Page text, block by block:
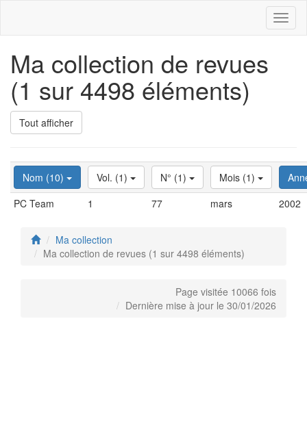
Ma collection de revues
(1 sur 4498 éléments)
Tout afficher
Nom (10) Vol. (1) N° (1) Mois (1)
PC Team
1 77 mars 2002
Ma collection
Ma collection de revues (1 sur 4498 éléments)
Page visitée 10066 fois
Dernière mise à jour le 30/01/2026